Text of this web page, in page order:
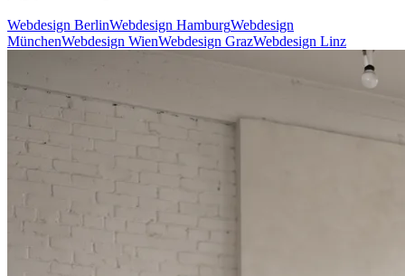
Webdesign BerlinWebdesign HamburgWebdesign
MünchenWebdesign WienWebdesign GrazWebdesign Linz